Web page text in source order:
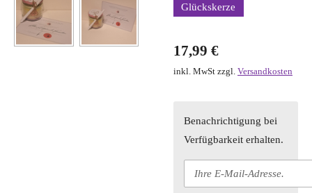
Glückskerze
17,99 €
inkl. MwSt zzgl. Versandkosten
Benachrichtigung bei
Verfügbarkeit erhalten.